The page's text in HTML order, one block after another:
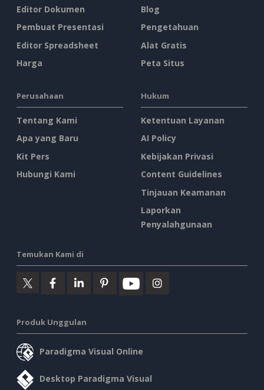
Editor Dokumen
Pembuat Presentasi
Editor Spreadsheet
Harga
Blog
Pengetahuan
Alat Gratis
Peta Situs
Perusahaan
Tentang Kami
Apa yang Baru
Kit Pers
Hubungi Kami
Hukum
Ketentuan Layanan
AI Policy
Kebijakan Privasi
Content Guidelines
Tinjauan Keamanan
Laporkan
Penyalahgunaan
Temukan Kami di
Produk Unggulan
Paradigma Visual Online
Desktop Paradigma Visual